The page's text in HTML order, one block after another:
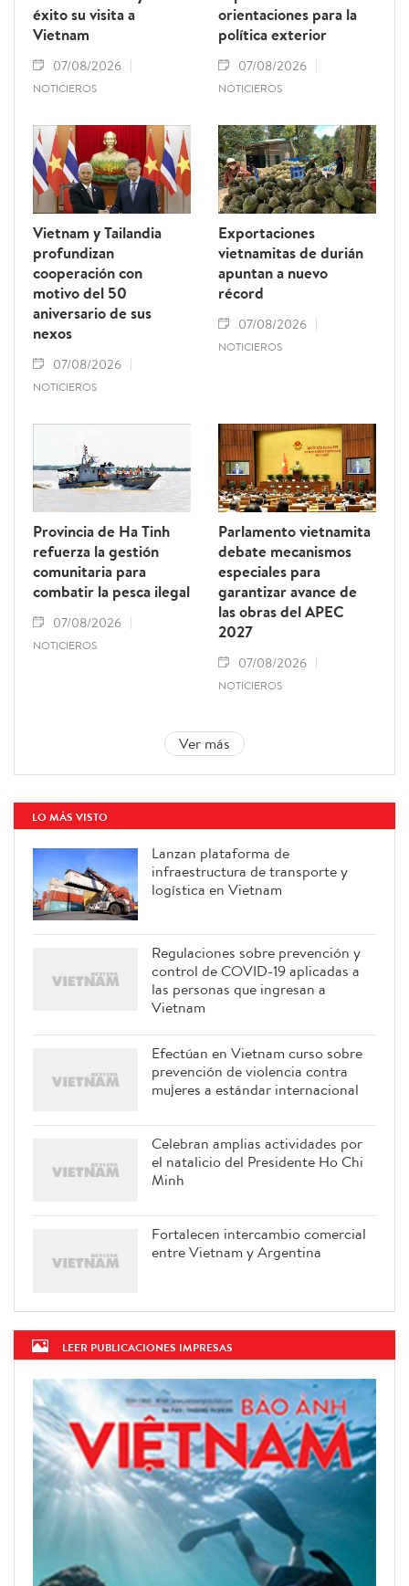
éxito su visita a
Vietnam
07/08/2026
NOTICIEROS
orientaciones para la
política exterior
07/08/2026
NOTICIEROS
Vietnam y Tailandia
profundizan
cooperación con
motivo del 50
aniversario de sus
nexos
07/08/2026
NOTICIEROS
Exportaciones
vietnamitas de durián
apuntan a nuevo
récord
07/08/2026
NOTICIEROS
Provincia de Ha Tinh
refuerza la gestión
comunitaria para
combatir la pesca ilegal
07/08/2026
NOTICIEROS
Parlamento vietnamita
debate mecanismos
especiales para
garantizar avance de
las obras del APEC
2027
07/08/2026
NOTICIEROS
Ver más
LO MÁS VISTO
Lanzan plataforma de
infraestructura de transporte y
logística en Vietnam
Regulaciones sobre prevención y
control de COVID-19 aplicadas a
las personas que ingresan a
Vietnam
Efectúan en Vietnam curso sobre
prevención de violencia contra
mujeres a estándar internacional
Celebran amplias actividades por
el natalicio del Presidente Ho Chi
Minh
Fortalecen intercambio comercial
entre Vietnam y Argentina
LEER PUBLICACIONES IMPRESAS